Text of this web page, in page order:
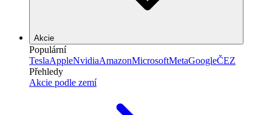
Akcie
Populární
TeslaAppleNvidiaAmazonMicrosoftMetaGoogleČEZ
Přehledy
Akcie podle zemí